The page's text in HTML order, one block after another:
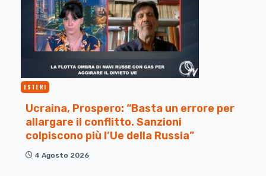
ESTERI
Ucraina, Prospero: “Basta un errore per
allargare il conflitto. Sanzioni
colpiscono più l’Ue della Russia”
4 Agosto 2026